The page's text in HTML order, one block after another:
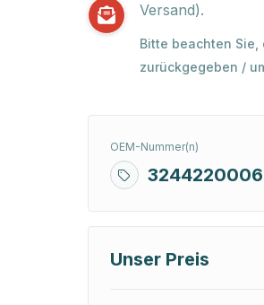
Versand).
Bitte beachten
zurückgegeben /
OEM-Nummer(n)
3244220006
Unser Preis